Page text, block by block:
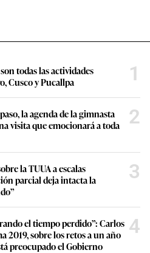
todas las actividades
Cusco y Pucallpa
1
la agenda de la gimnasta
visita que emocionará a toda
2
la TUUA a escalas
parcial deja intacta la
3
el tiempo perdido”: Carlos
2019, sobre los retos a un año
preocupado el Gobierno
4